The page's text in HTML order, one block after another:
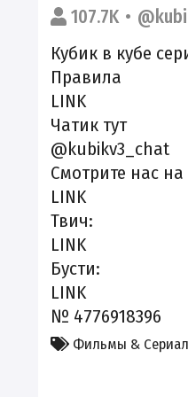
107.7K
Кубик в кубе
Правила
LINK
Чатик тут
@kubikv3_chat
Смотрите нас
LINK
Твич:
LINK
Бусти:
LINK
№ 4776918396
Фильмы &